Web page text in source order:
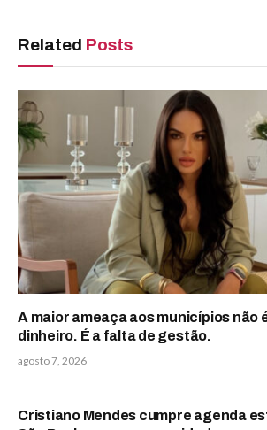
Related Posts
A maior ameaça aos municípios não
dinheiro. É a falta de gestão.
agosto 7, 2026
Cristiano Mendes cumpre agenda